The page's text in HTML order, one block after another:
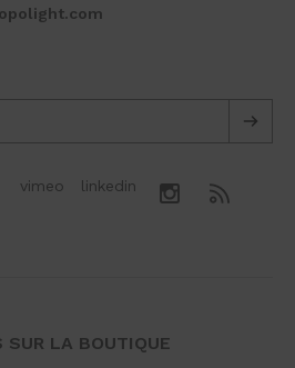
vimeo linkedin
SUR LA BOUTIQUE